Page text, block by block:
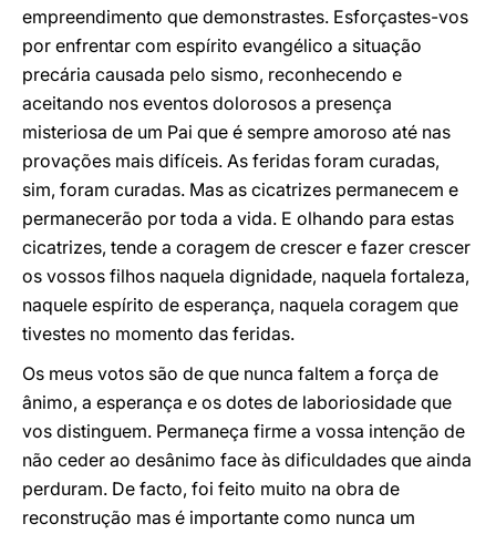
empreendimento que demonstrastes. Esforçastes-vos
por enfrentar com espírito evangélico a situação
precária causada pelo sismo, reconhecendo e
aceitando nos eventos dolorosos a presença
misteriosa de um Pai que é sempre amoroso até nas
provações mais difíceis. As feridas foram curadas,
sim, foram curadas. Mas as cicatrizes permanecem e
permanecerão por toda a vida. E olhando para estas
cicatrizes, tende a coragem de crescer e fazer crescer
os vossos filhos naquela dignidade, naquela fortaleza,
naquele espírito de esperança, naquela coragem que
tivestes no momento das feridas.
Os meus votos são de que nunca faltem a força de
ânimo, a esperança e os dotes de laboriosidade que
vos distinguem. Permaneça firme a vossa intenção de
não ceder ao desânimo face às dificuldades que ainda
perduram. De facto, foi feito muito na obra de
reconstrução mas é importante como nunca um